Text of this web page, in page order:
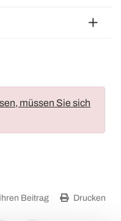
müssen Sie sich
Beitrag Drucken